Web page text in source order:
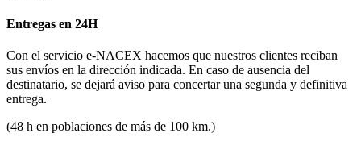
Entregas en 24H
Con el servicio e-NACEX hacemos que nuestros clientes reciban
sus envíos en la dirección indicada. En caso de ausencia del
destinatario, se dejará aviso para concertar una segunda y definitiva
entrega.
(48 h en poblaciones de más de 100 km.)